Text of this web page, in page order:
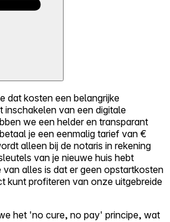
dat kosten een belangrijke
inschakelen van een digitale
we een helder en transparant
je een eenmalig tarief van €
alleen bij de notaris in rekening
van je nieuwe huis hebt
alles is dat er geen opstartkosten
kunt profiteren van onze uitgebreide
het 'no cure, no pay' principe, wat